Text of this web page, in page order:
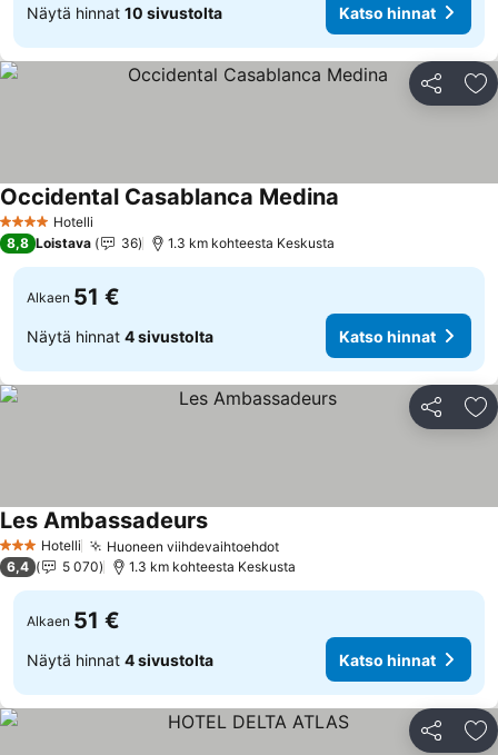
Näytä hinnat 10 sivustolta Katso hinnat
Jaa
4 Tähtiluokitus
Hotelli
Occidental Casablanca Medina
8,8 Loistava 36 1.3 km kohteesta Keskusta
Alkaen 51 €
Näytä hinnat 4 sivustolta Katso hinnat
Jaa
3 Tähtiluokitus
Hotelli Huoneen viihdevaihtoehdotKatso hinnat
Les AmbassadeursKatso hinnat
6,4 5 070 1.3 km kohteesta Keskusta
Alkaen 51 €
Näytä hinnat 4 sivustolta Katso hinnat
Jaa